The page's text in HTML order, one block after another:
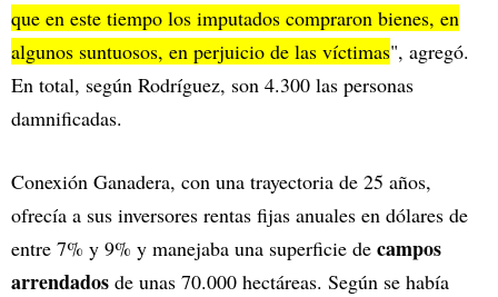
que en este tiempo los imputados compraron bienes, en
algunos suntuosos, en perjuicio de las víctimas", agregó.
En total, según Rodríguez, son 4.300 las personas
damnificadas.
Conexión Ganadera, con una trayectoria de 25 años,
ofrecía a sus inversores rentas fijas anuales en dólares de
entre 7% y 9% y manejaba una superficie de campos
arrendados de unas 70.000 hectáreas. Según se había